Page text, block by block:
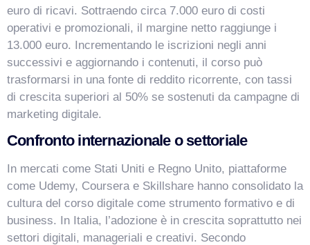
euro di ricavi. Sottraendo circa 7.000 euro di costi
operativi e promozionali, il margine netto raggiunge i
13.000 euro. Incrementando le iscrizioni negli anni
successivi e aggiornando i contenuti, il corso può
trasformarsi in una fonte di reddito ricorrente, con tassi
di crescita superiori al 50% se sostenuti da campagne di
marketing digitale.
Confronto internazionale o settoriale
In mercati come Stati Uniti e Regno Unito, piattaforme
come Udemy, Coursera e Skillshare hanno consolidato la
cultura del corso digitale come strumento formativo e di
business. In Italia, l’adozione è in crescita soprattutto nei
settori digitali, manageriali e creativi. Secondo